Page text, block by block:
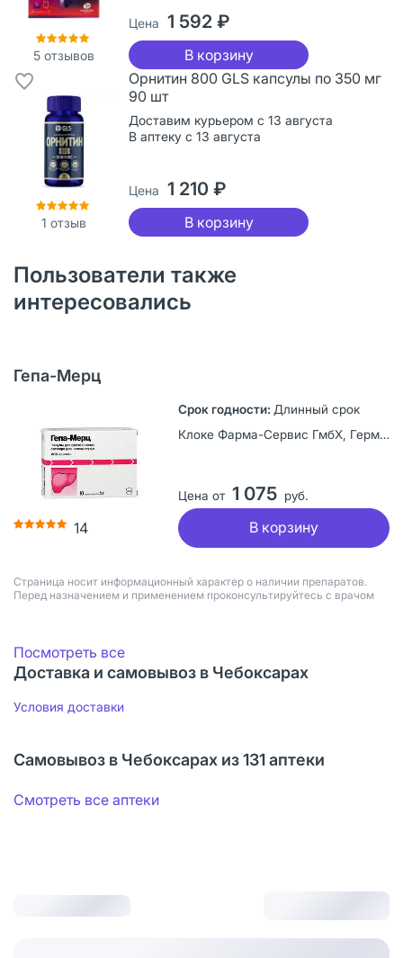
5 отзывов
Цена 1 592 ₽
В корзину
1 отзыв
Орнитин 800 GLS капсулы по 350 мг
90 шт
Доставим курьером с 13 августа
В аптеку с 13 августа
Цена 1 210 ₽
В корзину
Пользователи также
интересовались
Гепа-Мерц
14
Длинный срок
Клоке Фарма-Сервис ГмбХ, Германия
Цена от 1 075 руб.
В корзину
Страница носит информационный характер о наличии препаратов.
Перед назначением и применением проконсультируйтесь с врачом
Посмотреть все
Доставка и самовывоз в Чебоксарах
Условия доставки
Самовывоз в Чебоксарах из 131 аптеки
Смотреть все аптеки